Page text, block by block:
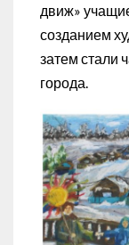
движ»
созданием
затем стали
города.